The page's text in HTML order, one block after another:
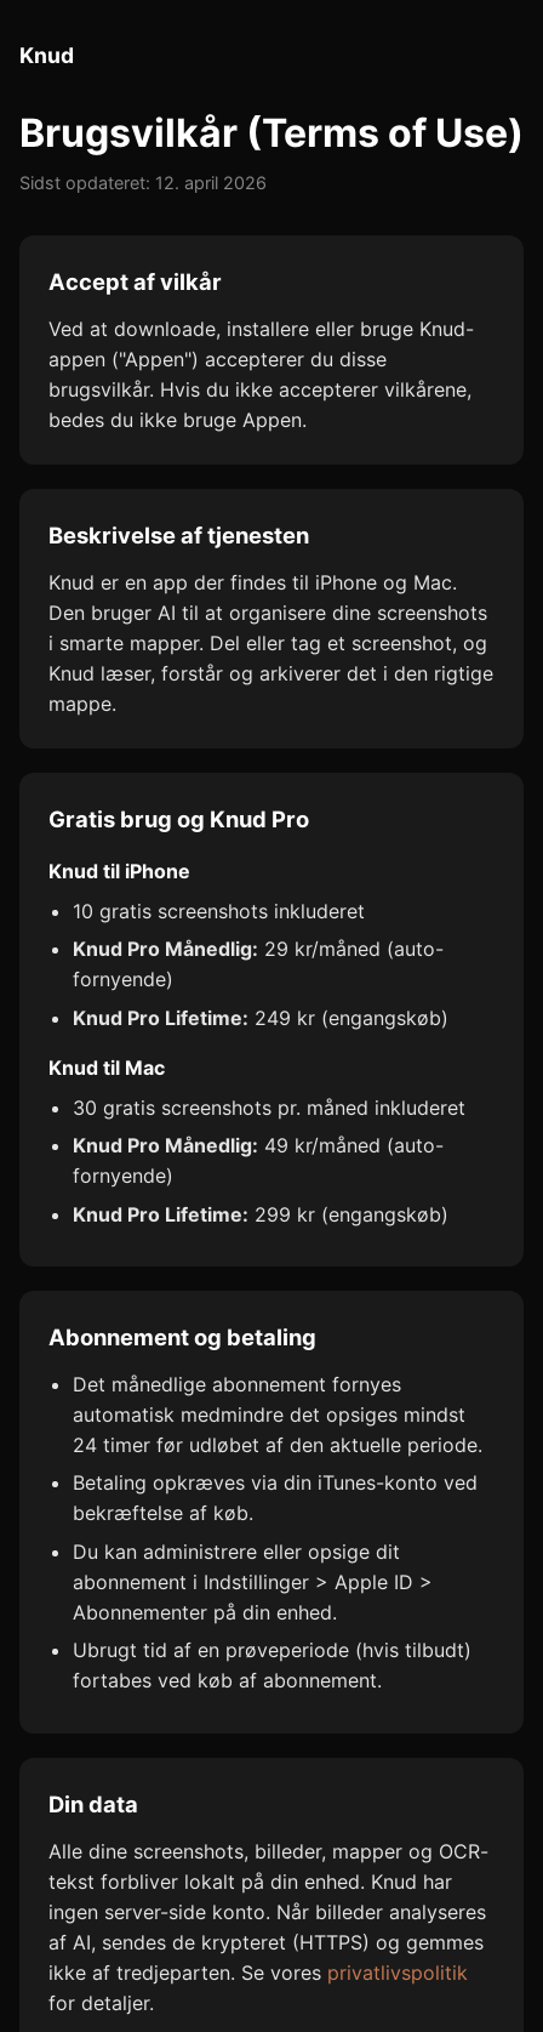
Knud
Brugsvilkår (Terms of Use)
Sidst opdateret: 12. april 2026
Accept af vilkår
Ved at downloade, installere eller bruge Knud-
appen ("Appen") accepterer du disse
brugsvilkår. Hvis du ikke accepterer vilkårene,
bedes du ikke bruge Appen.
Beskrivelse af tjenesten
Knud er en app der findes til iPhone og Mac.
Den bruger AI til at organisere dine screenshots
i smarte mapper. Del eller tag et screenshot, og
Knud læser, forstår og arkiverer det i den rigtige
mappe.
Gratis brug og Knud Pro
Knud til iPhone
10 gratis screenshots inkluderet
Knud Pro Månedlig: 29 kr/måned (auto-
fornyende)
Knud Pro Lifetime: 249 kr (engangskøb)
Knud til Mac
30 gratis screenshots pr. måned inkluderet
Knud Pro Månedlig: 49 kr/måned (auto-
fornyende)
Knud Pro Lifetime: 299 kr (engangskøb)
Abonnement og betaling
Det månedlige abonnement fornyes
automatisk medmindre det opsiges mindst
24 timer før udløbet af den aktuelle periode.
Betaling opkræves via din iTunes-konto ved
bekræftelse af køb.
Du kan administrere eller opsige dit
abonnement i Indstillinger > Apple ID >
Abonnementer på din enhed.
Ubrugt tid af en prøveperiode (hvis tilbudt)
fortabes ved køb af abonnement.
Din data
Alle dine screenshots, billeder, mapper og OCR-
tekst forbliver lokalt på din enhed. Knud har
ingen server-side konto. Når billeder analyseres
af AI, sendes de krypteret (HTTPS) og gemmes
ikke af tredjeparten. Se vores privatlivspolitik
for detaljer.